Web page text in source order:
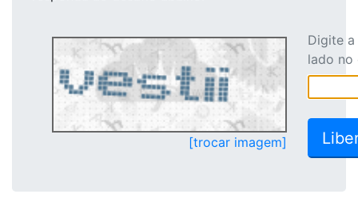
[trocar imagem]
Digite
lado no